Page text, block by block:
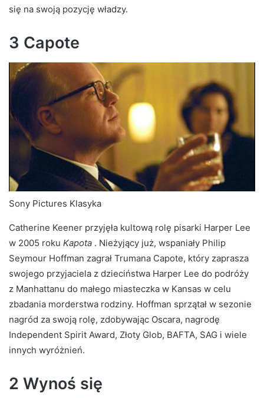
się na swoją pozycję władzy.
3 Capote
Sony Pictures Klasyka
Catherine Keener przyjęła kultową rolę pisarki Harper Lee
w 2005 roku Kapota . Nieżyjący już, wspaniały Philip
Seymour Hoffman zagrał Trumana Capote, który zaprasza
swojego przyjaciela z dzieciństwa Harper Lee do podróży
z Manhattanu do małego miasteczka w Kansas w celu
zbadania morderstwa rodziny. Hoffman sprzątał w sezonie
nagród za swoją rolę, zdobywając Oscara, nagrodę
Independent Spirit Award, Złoty Glob, BAFTA, SAG i wiele
innych wyróżnień.
2 Wynoś się